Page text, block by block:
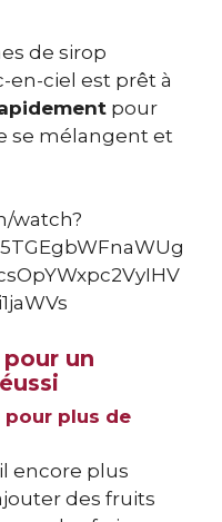
de sirop
en-ciel est prêt à
pour
se mélangent et
watch?
un
plus de
encore plus
des fruits